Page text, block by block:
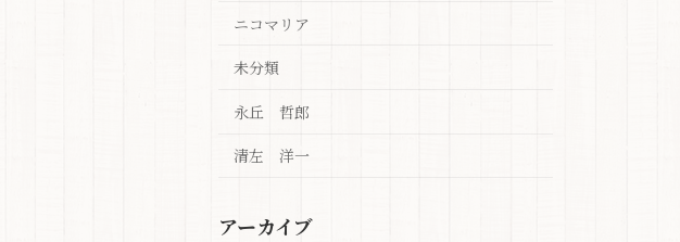
ニコマリア
未分類
永丘 哲郎
清左 洋一
アーカイブ